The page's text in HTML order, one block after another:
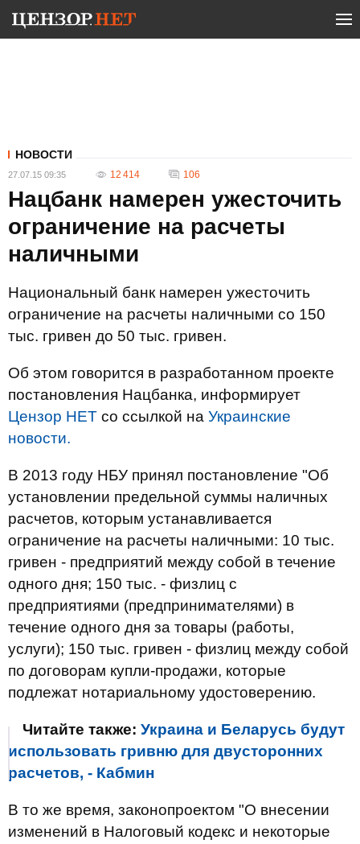
НОВОСТИ
27.07.15 09:35 12 414 106
Нацбанк намерен ужесточить
ограничение на расчеты
наличными
Национальный банк намерен ужесточить
ограничение на расчеты наличными со 150
тыс. гривен до 50 тыс. гривен.
Об этом говорится в разработанном проекте
постановления Нацбанка, информирует
Цензор НЕТ со ссылкой на Украинские
новости.
В 2013 году НБУ принял постановление "Об
установлении предельной суммы наличных
расчетов, которым устанавливается
ограничение на расчеты наличными: 10 тыс.
гривен - предприятий между собой в течение
одного дня; 150 тыс. - физлиц с
предприятиями (предпринимателями) в
течение одного дня за товары (работы,
услуги); 150 тыс. гривен - физлиц между собой
по договорам купли-продажи, которые
подлежат нотариальному удостоверению.
Читайте также: Украина и Беларусь будут
использовать гривню для двусторонних
расчетов, - Кабмин
В то же время, законопроектом "О внесении
изменений в Налоговый кодекс и некоторые